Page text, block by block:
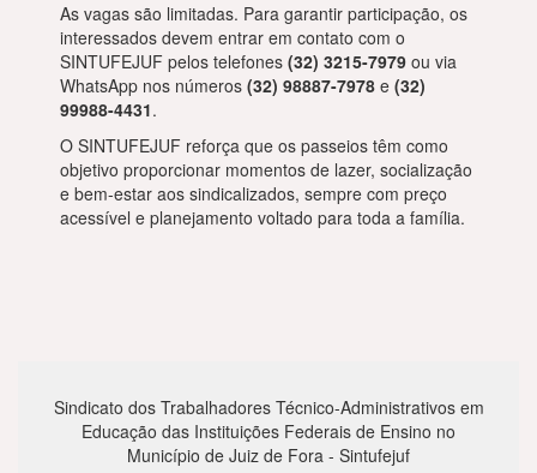
As vagas são limitadas. Para garantir participação, os
interessados devem entrar em contato com o
SINTUFEJUF pelos telefones (32) 3215-7979 ou via
WhatsApp nos números (32) 98887-7978 e (32)
99988-4431.
O SINTUFEJUF reforça que os passeios têm como
objetivo proporcionar momentos de lazer, socialização
e bem-estar aos sindicalizados, sempre com preço
acessível e planejamento voltado para toda a família.
Sindicato dos Trabalhadores Técnico-Administrativos em
Educação das Instituições Federais de Ensino no
Município de Juiz de Fora - Sintufejuf